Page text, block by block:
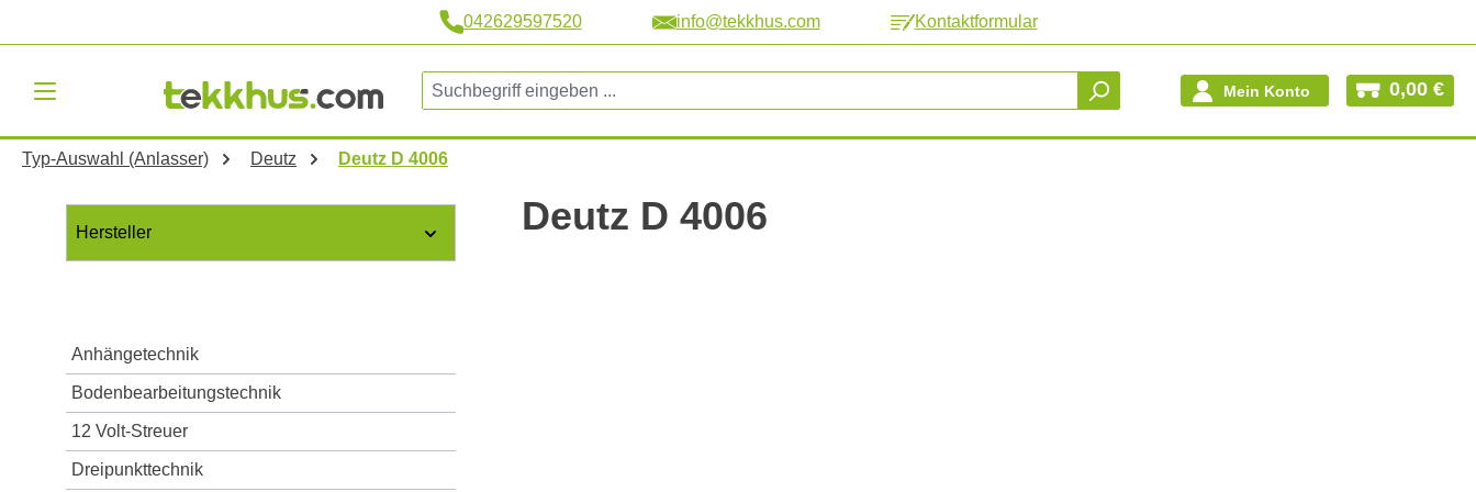
042629597520 info@tekkhus.com Kontaktformular
Mein Konto 0,00 €
Typ-Auswahl (Anlasser) Deutz Deutz D 4006
Anhängetechnik
Bodenbearbeitungstechnik
12 Volt-Streuer
Dreipunkttechnik
Hersteller Deutz D 4006